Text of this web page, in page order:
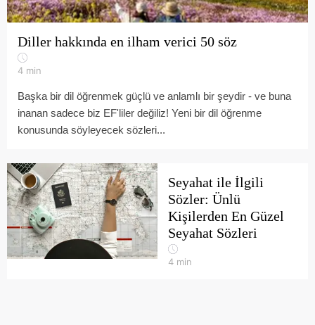
Diller hakkında en ilham verici 50 söz
4 min
Başka bir dil öğrenmek güçlü ve anlamlı bir şeydir - ve buna
inanan sadece biz EF'liler değiliz! Yeni bir dil öğrenme
konusunda söyleyecek sözleri...
Seyahat ile İlgili
Sözler: Ünlü
Kişilerden En Güzel
Seyahat Sözleri
4 min